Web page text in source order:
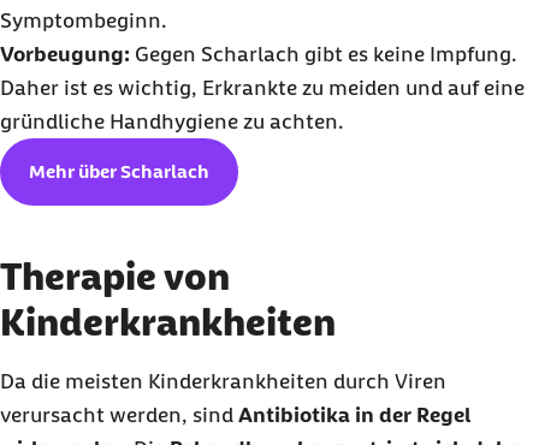
Symptombeginn.
Vorbeugung: Gegen Scharlach gibt es keine Impfung.
Daher ist es wichtig, Erkrankte zu meiden und auf eine
gründliche Handhygiene zu achten.
Mehr über Scharlach
Therapie von
Kinderkrankheiten
Da die meisten Kinderkrankheiten durch Viren
verursacht werden, sind Antibiotika in der Regel